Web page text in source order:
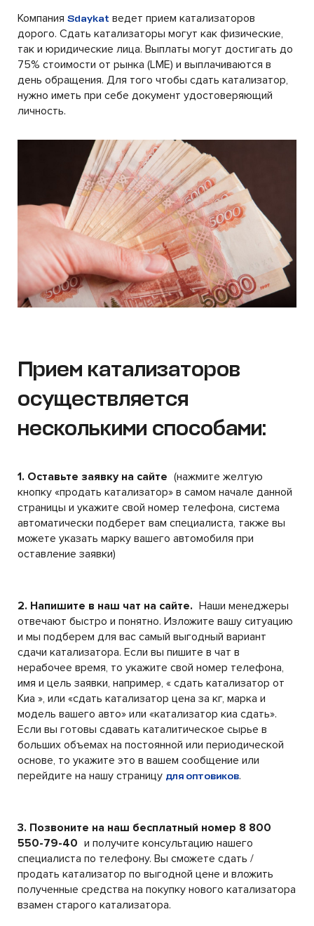
Компания Sdaykat ведет прием катализаторов
дорого. Сдать катализаторы могут как физические,
так и юридические лица. Выплаты могут достигать до
75% стоимости от рынка (LME) и выплачиваются в
день обращения. Для того чтобы сдать катализатор,
нужно иметь при себе документ удостоверяющий
личность.
Прием катализаторов
осуществляется
несколькими способами:
1. Оставьте заявку на сайте (нажмите желтую
кнопку «продать катализатор» в самом начале данной
страницы и укажите свой номер телефона, система
автоматически подберет вам специалиста, также вы
можете указать марку вашего автомобиля при
оставление заявки)
2. Напишите в наш чат на сайте. Наши менеджеры
отвечают быстро и понятно. Изложите вашу ситуацию
и мы подберем для вас самый выгодный вариант
сдачи катализатора. Если вы пишите в чат в
нерабочее время, то укажите свой номер телефона,
имя и цель заявки, например, « сдать катализатор от
Киа », или «сдать катализатор цена за кг, марка и
модель вашего авто» или «катализатор киа сдать».
Если вы готовы сдавать каталитическое сырье в
больших объемах на постоянной или периодической
основе, то укажите это в вашем сообщение или
перейдите на нашу страницу для оптовиков.
3. Позвоните на наш бесплатный номер 8 800
550-79-40 и получите консультацию нашего
специалиста по телефону. Вы сможете сдать /
продать катализатор по выгодной цене и вложить
полученные средства на покупку нового катализатора
взамен старого катализатора.